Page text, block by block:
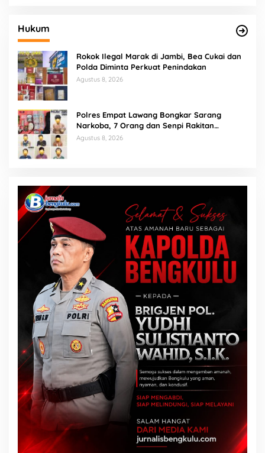
Hukum
Rokok Ilegal Marak di Jambi, Bea Cukai dan
Polda Diminta Perkuat Penindakan
Agustus 8, 2026
Polres Empat Lawang Bongkar Sarang
Narkoba, 7 Orang dan Senpi Rakitan
Diamankan
Agustus 8, 2026